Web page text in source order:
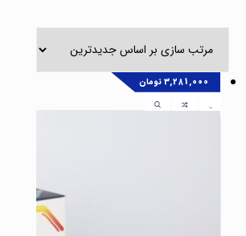
3,281,000 تومان